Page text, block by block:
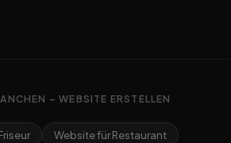
– WEBSITE ERSTELLEN
Website für Restaurant